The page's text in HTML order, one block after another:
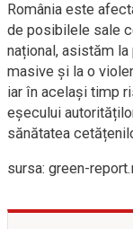
România este
de posibilele sale
național, asistăm
masive și la o
iar în același timp
eșecului
sănătatea
sursa: green-